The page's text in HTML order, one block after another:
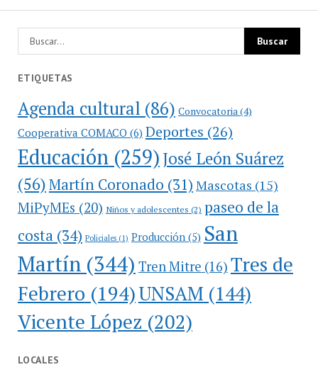
ETIQUETAS
Agenda cultural (86) Convocatoria (4)
Cooperativa COMACO(6) Deportes (26)
Educación(259)José León Suárez
(56)Martín Coronado (31) Mascotas (15)
MiPyMEs (20) Niños y adolescentes (2) paseo de la
costa(34) Policiales(1) Producción(5) San
Martín(344) Tren Mitre (16) Tres de
Febrero (194)UNSAM (144)
Vicente López (202)
LOCALES